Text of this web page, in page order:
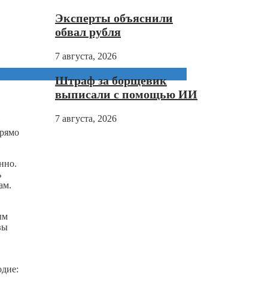
Эксперты объяснили
обвал рубля
7 августа, 2026
Штраф за борщевик
выписали с помощью ИИ
7 августа, 2026